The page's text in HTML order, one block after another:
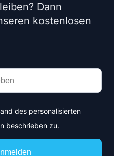
Dann
kostenlosen
des personalisierten
beschrieben zu.